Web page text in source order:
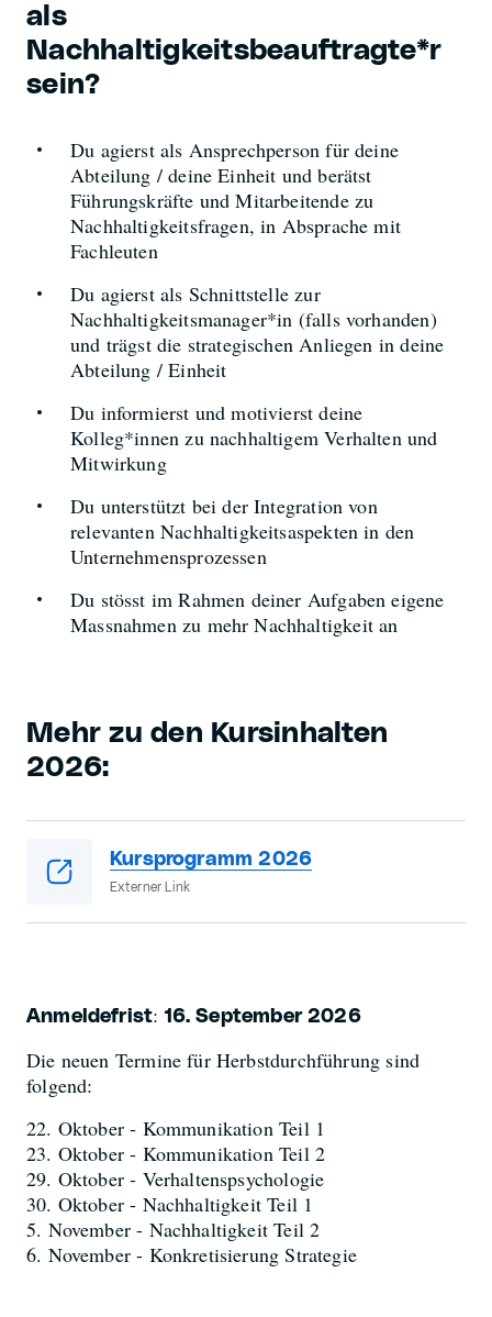
als
Nachhaltigkeitsbeauftragte*r
sein?
Du agierst als Ansprechperson für deine
Abteilung / deine Einheit und berätst
Führungskräfte und Mitarbeitende zu
Nachhaltigkeitsfragen, in Absprache mit
Fachleuten
Du agierst als Schnittstelle zur
Nachhaltigkeitsmanager*in (falls vorhanden)
und trägst die strategischen Anliegen in deine
Abteilung / Einheit
Du informierst und motivierst deine
Kolleg*innen zu nachhaltigem Verhalten und
Mitwirkung
Du unterstützt bei der Integration von
relevanten Nachhaltigkeitsaspekten in den
Unternehmensprozessen
Du stösst im Rahmen deiner Aufgaben eigene
Massnahmen zu mehr Nachhaltigkeit an
Mehr zu den Kursinhalten
2026:
Kursprogramm 2026
Externer Link
Anmeldefrist: 16. September 2026
Die neuen Termine für Herbstdurchführung sind
folgend:
22. Oktober - Kommunikation Teil 1
23. Oktober - Kommunikation Teil 2
29. Oktober - Verhaltenspsychologie
30. Oktober - Nachhaltigkeit Teil 1
5. November - Nachhaltigkeit Teil 2
6. November - Konkretisierung Strategie